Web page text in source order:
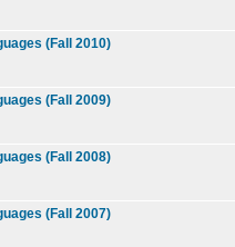
(Fall 2010)
(Fall 2009)
(Fall 2008)
(Fall 2007)